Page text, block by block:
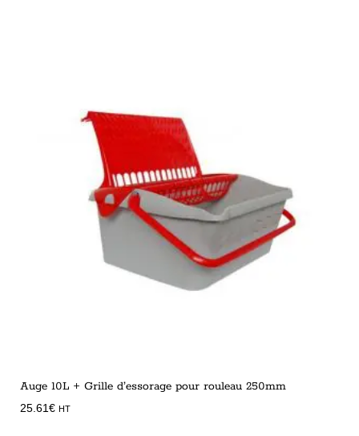
Auge 10L + Grille d’essorage pour rouleau 250mm
25.61 € HT